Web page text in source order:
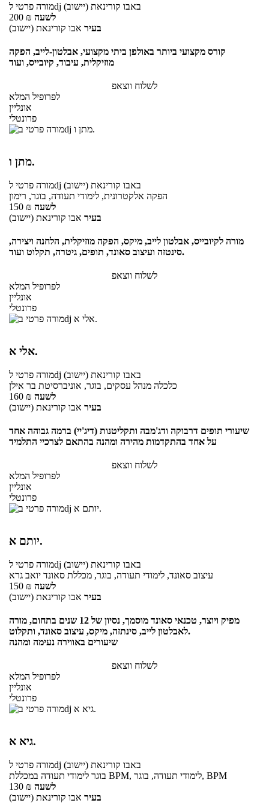
מורה פרטילdj באבו קורינאת (יישוב)
200 ₪ לשעה
בעיר אבו קורינאת (יישוב)
קורס מקצועי ביותר באולפן ביתי מקצועי, אבלטון-לייב, הפקה
מוזיקלית, עיבוד, קיובייס, ועוד
לשלוח ווצאפ
לפרופיל המלא
אונליין
פרונטלי
מתן ו.
מורה פרטילdj באבו קורינאת (יישוב)
הפקה אלקטרונית, לימודי תעודה, בוגר, רימון
150 ₪ לשעה
בעיר אבו קורינאת (יישוב)
מורה לקיובייס, אבלטון לייב, מיקס, הפקה מוזיקלית, הלחנה ויצירה,
סינטזה ועיצוב סאונד, תופים, גיטרה, תקלוט ועוד.
לשלוח ווצאפ
לפרופיל המלא
אונליין
פרונטלי
אלי א.
מורה פרטילdj באבו קורינאת (יישוב)
כלכלה מנהל עסקים, בוגר, אוניברסיטת בר אילן
160 ₪ לשעה
בעיר אבו קורינאת (יישוב)
שיעורי תופים דרבוקה ודג'מבה ותקליטנות (דיג'יי) ברמה גבוהה אחד
על אחד בהתקדמות מהירה ומהנה בהתאם לצרכיי התלמיד
לשלוח ווצאפ
לפרופיל המלא
אונליין
פרונטלי
יותם א.
מורה פרטילdj באבו קורינאת (יישוב)
עיצוב סאונד, לימודי תעודה, בוגר, מכללת סאונד יואב גרא
150 ₪ לשעה
בעיר אבו קורינאת (יישוב)
מפיק ויוצר, טכנאי סאונד מוסמך, נסיון של 12 שנים בתחום, מורה
לאבלטון לייב, סינתזה, מיקס, עיצוב סאונד, ותקלוט.
שיעורים באווירה נעימה ומהנה
לשלוח ווצאפ
לפרופיל המלא
אונליין
פרונטלי
גיא א.
מורה פרטילdj באבו קורינאת (יישוב)
בוגר לימודי תעודה במכללת BPM, לימודי תעודה, בוגר, BPM
130 ₪ לשעה
בעיר אבו קורינאת (יישוב)